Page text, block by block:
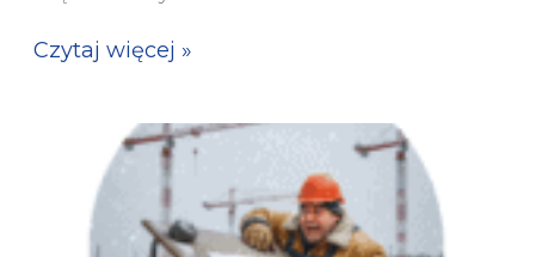
Czytaj więcej »